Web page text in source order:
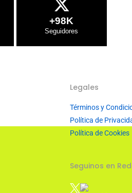
+98K
Legales
Términos y
Política de
Política de Cookies
Seguinos en